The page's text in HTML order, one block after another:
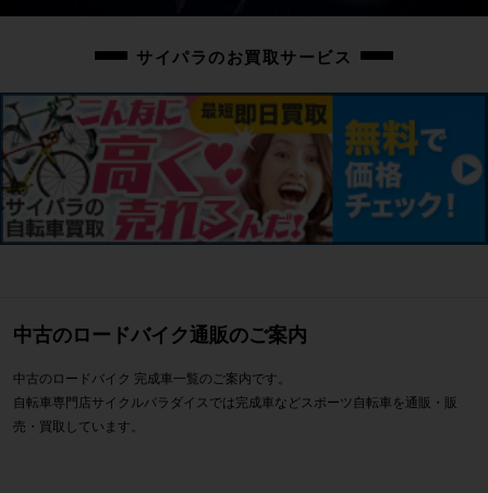
サイパラのお買取サービス
中古のロードバイク通販のご案内
中古のロードバイク 完成車一覧のご案内です。
自転車専門店サイクルパラダイスでは完成車などスポーツ自転車を通販・販
売・買取しています。